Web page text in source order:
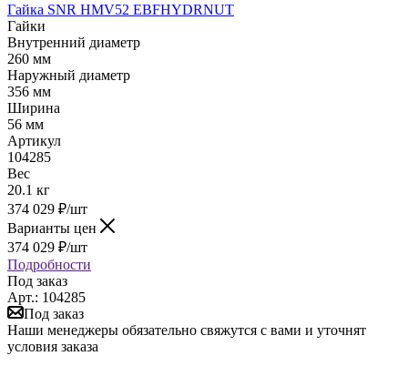
Гайка SNR HMV52 EBFHYDRNUT
Гайки
Внутренний диаметр
260 мм
Наружный диаметр
356 мм
Ширина
56 мм
Артикул
104285
Вес
20.1 кг
374 029 ₽/шт
Варианты цен
374 029 ₽/шт
Подробности
Под заказ
Арт.: 104285
Под заказ
Наши менеджеры обязательно свяжутся с вами и уточнят
условия заказа